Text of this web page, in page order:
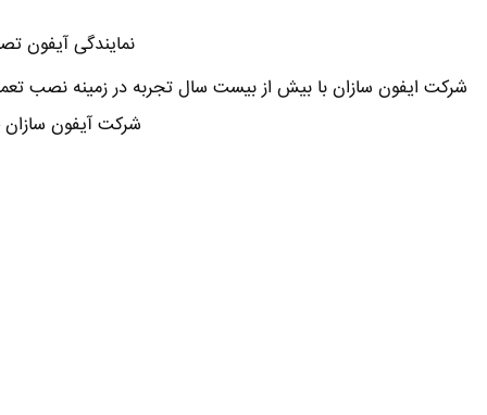
نمایندگی آیفون
شرکت ایفون سازان با بیش از بیست سال تجربه در زمینه نصب
شرکت آیفون